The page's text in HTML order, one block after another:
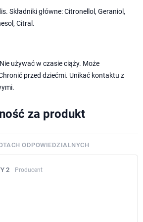
Składniki główne: Citronellol, Geraniol,
Citral.
używać w czasie ciąży. Może
przed dziećmi. Unikać kontaktu z
za produkt
ODPOWIEDZIALNYCH
2 Producent